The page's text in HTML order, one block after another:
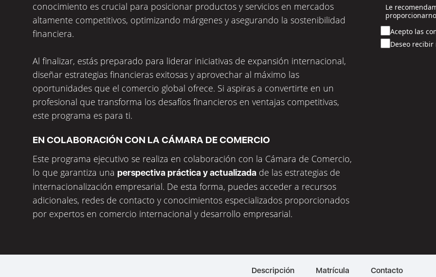
conocimiento es crucial para posicionar productos y servicios en mercados
altamente competitivos, optimizando márgenes y asegurando la sostenibilidad
financiera.
Al finalizar, estás preparado para liderar iniciativas de expansión internacional,
diseñar estrategias financieras exitosas y aprovechar al máximo las
oportunidades que el comercio global ofrece. Si aspiras a convertirte en un
profesional que transforma los desafíos financieros en ventajas competitivas,
este programa es para ti.
EN COLABORACIÓN CON LA CÁMARA DE COMERCIO
Este programa ejecutivo se realiza en colaboración con la Cámara de Comercio,
lo que garantiza unaperspectiva práctica y actualizada de las estrategias de
internacionalización empresarial. De esta forma, puedes acceder a recursos
adicionales, redes de contacto y conocimientos especializados proporcionados
por expertos en comercio internacional y desarrollo empresarial.
Le
Acepto las
Deseo
Descripción Matrícula Contacto